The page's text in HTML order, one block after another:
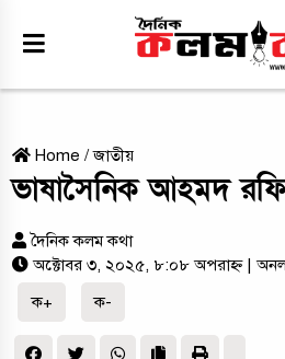
Home /জাতীয়
ভাষাসৈনিক আহমদ
দৈনিক কলম কথা
অক্টোবর ৩, ২০২৫, ৮:০৮ অপরাহ্ন
|
ক+
ক-